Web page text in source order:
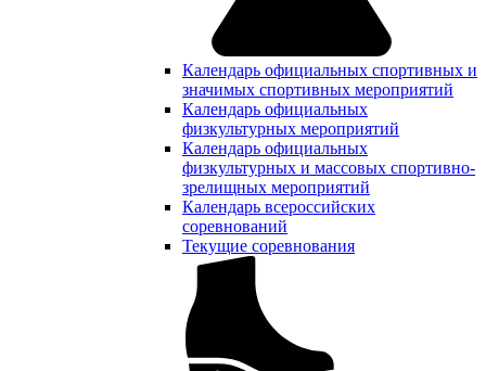
Календарь официальных спортивных и
значимых спортивных мероприятий
Календарь официальных
физкультурных мероприятий
Календарь официальных
физкультурных и массовых спортивно-
зрелищных мероприятий
Календарь всероссийских
соревнований
Текущие соревнования